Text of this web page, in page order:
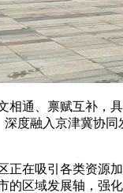
通、禀赋互补，具
深度融入京津冀协
在吸引各类资源加
的区域发展轴，强